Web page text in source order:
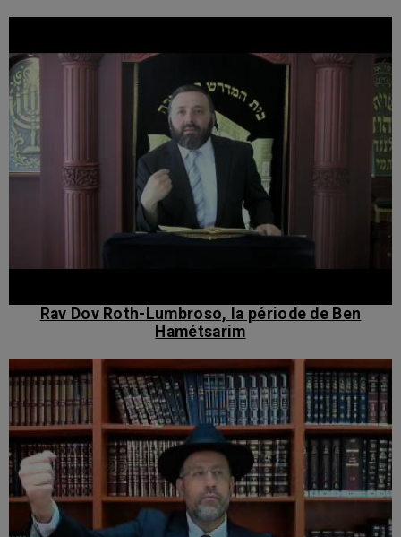
Rav Dov Roth-Lumbroso, la période de Ben
Hamétsarim